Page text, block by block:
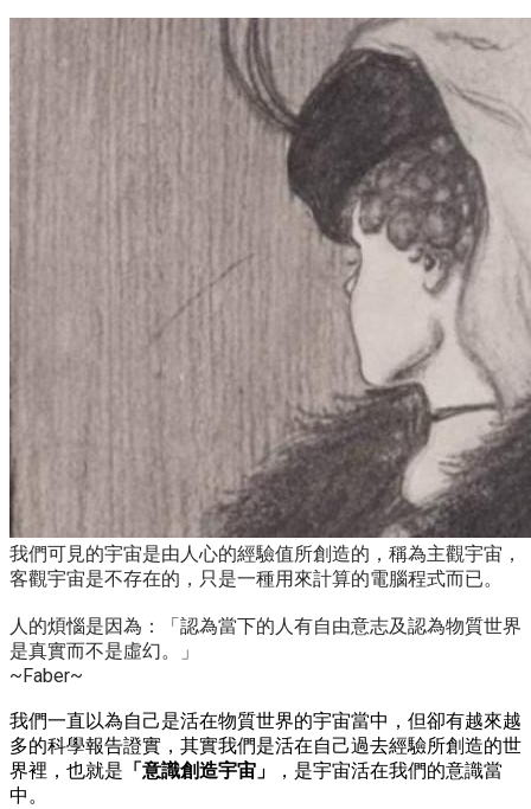
我們可見的宇宙是由人心的經驗值所創造的，稱為主觀宇宙，
客觀宇宙是不存在的，只是一種用來計算的電腦程式而已。
人的煩惱是因為：「認為當下的人有自由意志及認為物質世界
是真實而不是虛幻。」
~Faber~
我們一直以為自己是活在物質世界的宇宙當中，但卻有越來越
多的科學報告證實， 其實我們是活在自己過去經驗所創造的世
界裡，也就是 「意識創造宇宙」
，是宇宙活在我們的意識當
中。